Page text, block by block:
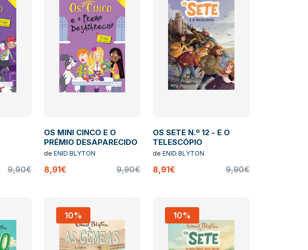
9,90€
OS MINI CINCO E O
PRÉMIO DESAPARECIDO
de ENID BLYTON
8,91€ 9,90€
OS SETE N.º 12 - E O
TELESCÓPIO
deENID BLYTON
8,91€ 9,90€
10% 10%